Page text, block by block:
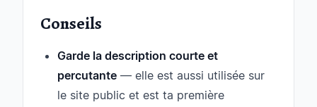
Conseils
Garde la description courte et
percutante — elle est aussi utilisée sur
le site public et est ta première